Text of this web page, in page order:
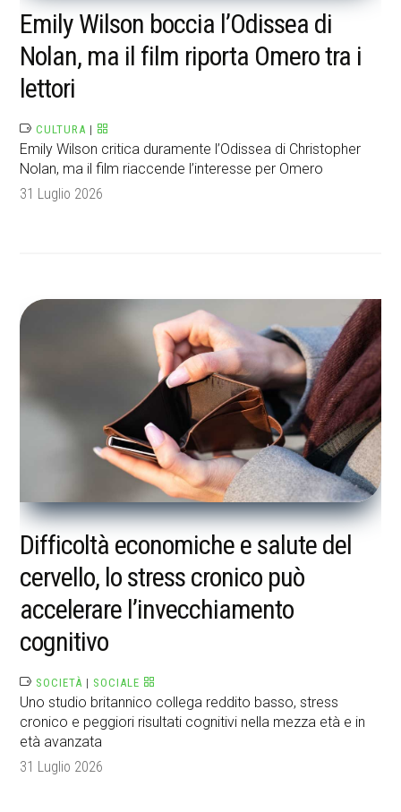
Emily Wilson boccia l’Odissea di
Nolan, ma il film riporta Omero tra i
lettori
CULTURA |
Emily Wilson critica duramente l’Odissea di Christopher
Nolan, ma il film riaccende l’interesse per Omero
31 Luglio 2026
Difficoltà economiche e salute del
cervello, lo stress cronico può
accelerare l’invecchiamento
cognitivo
SOCIETÀ | SOCIALE
Uno studio britannico collega reddito basso, stress
cronico e peggiori risultati cognitivi nella mezza età e in
età avanzata
31 Luglio 2026